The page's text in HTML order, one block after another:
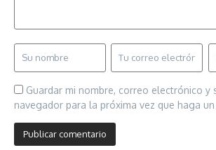
Guardar mi nombre, correo electrónico y
navegador para la próxima vez que haga